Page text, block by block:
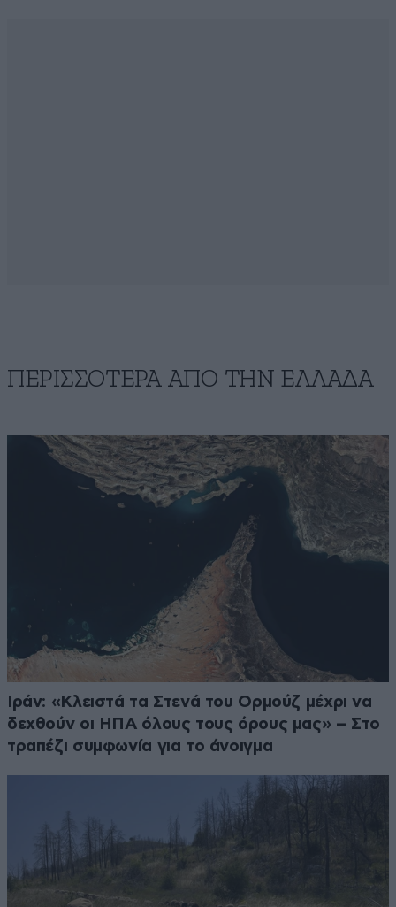
ΠΕΡΙΣΣΟΤΕΡΑ ΑΠΟ ΤΗΝ ΕΛΛΑΔΑ
Ιράν: «Κλειστά τα Στενά του Ορμούζ μέχρι να
δεχθούν οι ΗΠΑ όλους τους όρους μας» – Στο
τραπέζι συμφωνία για το άνοιγμα